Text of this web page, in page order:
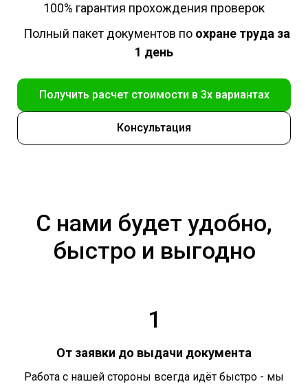
100% гарантия прохождения проверок
Полный пакет документов по охране труда за
1 день
Получить расчет стоимости в 3х вариантах
Консультация
С нами будет удобно,
быстро и выгодно
1
От заявки до выдачи документа
Работа с нашей стороны всегда идёт быстро - мы